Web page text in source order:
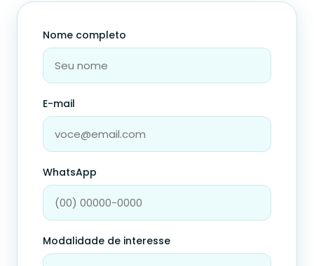
Nome completo
E-mail
WhatsApp
Modalidade de interesse